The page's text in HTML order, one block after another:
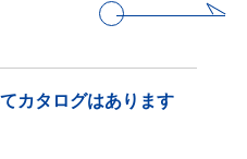
カタログはあります